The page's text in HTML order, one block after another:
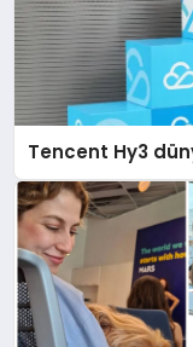
Tencent Hy3